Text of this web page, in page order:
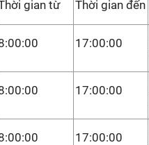
gian từ Thời gian đến
17:00:00
17:00:00
17:00:00